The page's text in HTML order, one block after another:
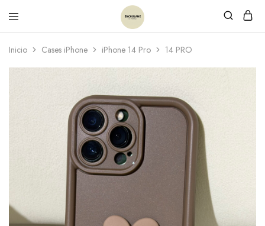
Inicio Cases iPhone iPhone 14 Pro 14 PRO